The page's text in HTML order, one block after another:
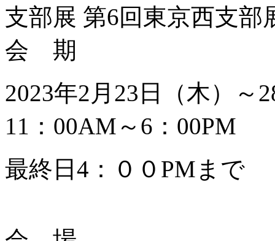
支部展 第6回東京西支部
会 期
2023年2月23日（木）
11：00AM～6：00PM
最終日4：００PMまで